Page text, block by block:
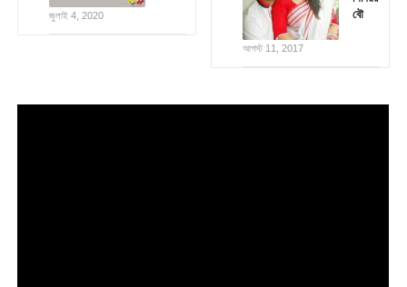
জুলাই 4, 2020
বৌ
আগস্ট 11, 2017